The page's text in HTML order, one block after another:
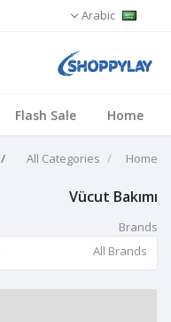
Arabic
Home
Flash Sale
Home
All Categories
Vücut Bakımı
Brands
All Brands